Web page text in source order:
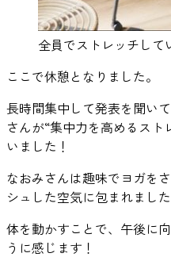
全員でストレッチして
ここで休憩となりました。
長時間集中して発表を聞い
さんが“集中力を高めるス
いました！
なおみさんは趣味でヨガを
シュした空気に包まれました
体を動かすことで、午後に
うに感じます！